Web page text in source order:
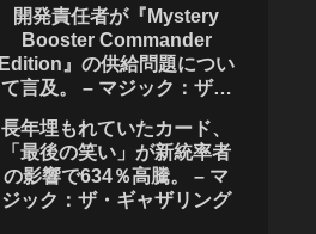
開発責任者が『Mystery
Booster Commander
Edition』の供給問題につい
て言及。 – マジック：ザ・
長年埋もれていたカード、
「最後の笑い」が新統率者
の影響で634％高騰。 – マ
ジック：ザ・ギャザリング